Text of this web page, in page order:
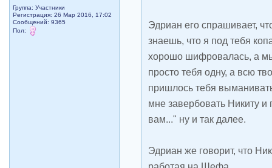
Группа: Участники
Регистрация: 26 Мар 2016, 17:02
Сообщений: 9365
Пол:
Эдриан его спрашивает,
знаешь, что я под тебя
хорошо шифровалась, а
просто тебя одну, а всю
пришлось тебя
мне завербовать Никиту и
вам..." ну и так далее.
Эдриан же говорит, что